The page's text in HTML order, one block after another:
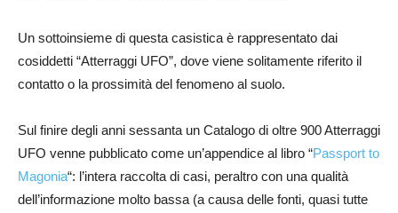
Un sottoinsieme di questa casistica è rappresentato dai
cosiddetti “Atterraggi UFO”, dove viene solitamente riferito il
contatto o la prossimità del fenomeno al suolo.
Sul finire degli anni sessanta un Catalogo di oltre 900 Atterraggi
UFO venne pubblicato come un’appendice al libro “Passport to
Magonia“: l’intera raccolta di casi, peraltro con una qualità
dell’informazione molto bassa (a causa delle fonti, quasi tutte